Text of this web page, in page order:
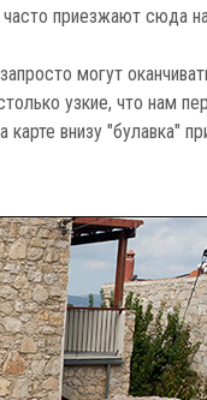
часто приезжают сюда
могут
узкие, что нам
внизу "булавка"